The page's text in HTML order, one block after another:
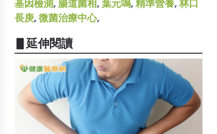
基因檢測, 腸道菌相, 葉元鳴, 精準營養,林口
長庚, 微菌治療中心,
▋延伸閱讀